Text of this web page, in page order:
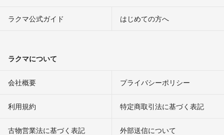
ラクマ公式ガイド はじめての方へ
ラクマについて
会社概要 プライバシーポリシー
利用規約 特定商取引法に基づく表記
古物営業法に基づく表記 外部送信について